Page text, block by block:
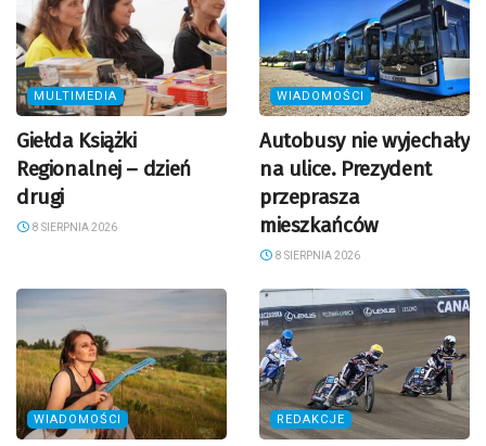
MULTIMEDIA
Giełda Książki
Regionalnej – dzień
drugi
8 SIERPNIA 2026
WIADOMOŚCI
Autobusy nie wyjechały
na ulice. Prezydent
przeprasza
mieszkańców
8 SIERPNIA 2026
WIADOMOŚCI REDAKCJE